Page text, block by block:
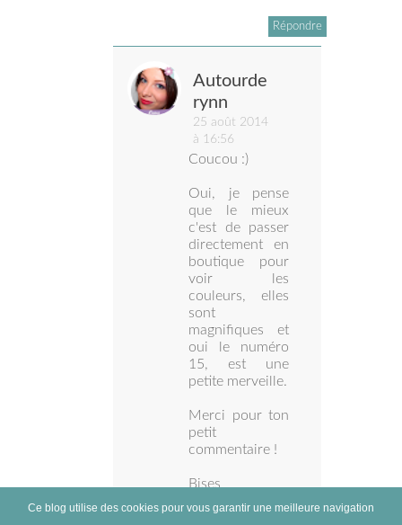
Répondre
Autourde
rynn
25 août 2014
à 16:56
Coucou :)
Oui, je pense
que le mieux
c'est de passer
directement en
boutique pour
voir les
couleurs, elles
sont
magnifiques et
oui le numéro
15, est une
petite merveille.
Merci pour ton
petit
commentaire !
Bises
Ce blog utilise des cookies pour vous garantir une meilleure navigation